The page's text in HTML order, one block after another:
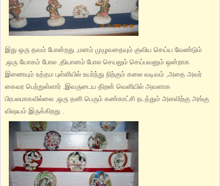
இது ஒரு தவம் போன்றது ,மனம் முழுவதையும் குவிய செய்ய வேண்டும்
,ஒரு யோகம் போல ,தியானம் போல செயலும் செய்பவனும் ஒன்றாக
இணையும் உத்தம புள்ளியில் உயர்ந்து நிற்கும் கலை வடிவம் ,அதை அவர்
கைவர பெற்றுள்ளார் .இவருடைய திறன் வெளியில் அவளாக
பிரபலமாகவில்லை ,ஒரு தனி பெரும் கண்காட்சி நடத்தும் அளவிற்கு அங்கு
விஷயம் இருக்கிறது .